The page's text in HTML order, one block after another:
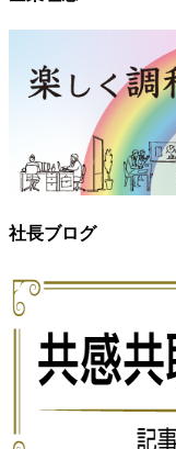
社長ブログ